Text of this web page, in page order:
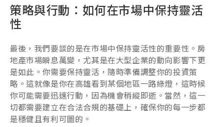
策略與行動：如何在市場中保持靈活
性
最後，我們要談的是在市場中保持靈活性的重要性。房
地產市場瞬息萬變，尤其是在大型企業的動向影響下更
是如此。你需要保持靈活，隨時準備調整你的投資策
略。這就像是你在高雄看到某個地區一路綠燈，這時候
你可能需要迅速行動，因為機會稍縱即逝。當然，這一
切都需要建立在合法合規的基礎上，確保你的每一步都
是穩健且有利可圖的。